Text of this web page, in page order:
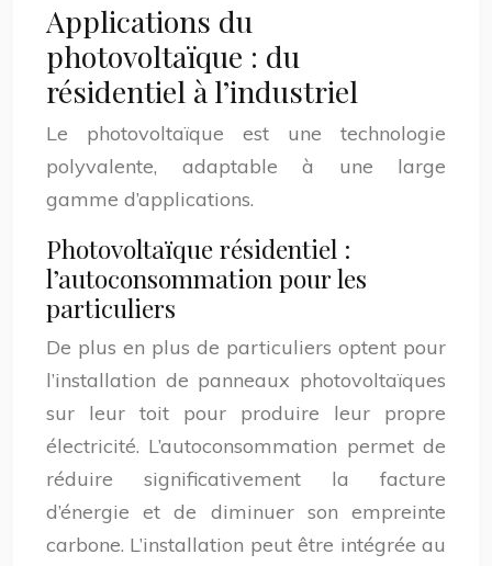
Applications du
photovoltaïque : du
résidentiel à l’industriel
Le photovoltaïque est une technologie
polyvalente, adaptable à une large
gamme d’applications.
Photovoltaïque résidentiel :
l’autoconsommation pour les
particuliers
De plus en plus de particuliers optent pour
l’installation de panneaux photovoltaïques
sur leur toit pour produire leur propre
électricité. L’autoconsommation permet de
réduire significativement la facture
d’énergie et de diminuer son empreinte
carbone. L’installation peut être intégrée au